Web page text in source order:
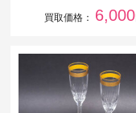
買取価格： 6,000